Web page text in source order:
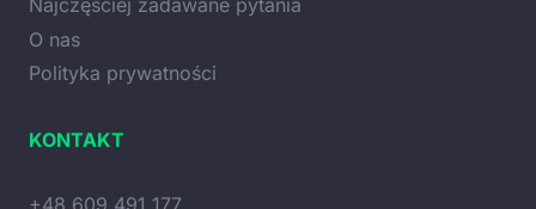
Najczęściej zadawane pytania
O nas
Polityka prywatności
KONTAKT